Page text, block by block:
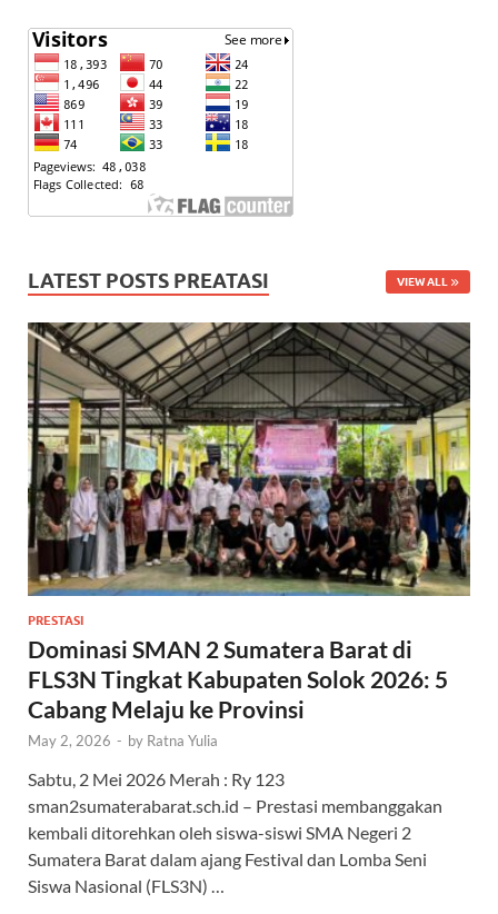
LATEST POSTS PREATASI VIEW ALL
PRESTASI
Dominasi SMAN 2 Sumatera Barat di
FLS3N Tingkat Kabupaten Solok 2026: 5
Cabang Melaju ke Provinsi
May 2, 2026 - by Ratna Yulia
Sabtu, 2 Mei 2026 Merah : Ry 123
sman2sumaterabarat.sch.id – Prestasi membanggakan
kembali ditorehkan oleh siswa-siswi SMA Negeri 2
Sumatera Barat dalam ajang Festival dan Lomba Seni
Siswa Nasional (FLS3N) …